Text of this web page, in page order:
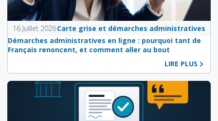
16 Juillet 2026Carte grise et démarches administratives
Démarches administratives en ligne : pourquoi tant de
Français renoncent, et comment aller au bout
LIRE PLUS